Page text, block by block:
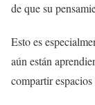
de que su
Esto es
aún están
compartir